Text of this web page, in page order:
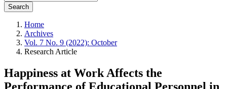
Search
Home
Archives
Vol. 7 No. 9 (2022): October
Research Article
Happiness at Work Affects the